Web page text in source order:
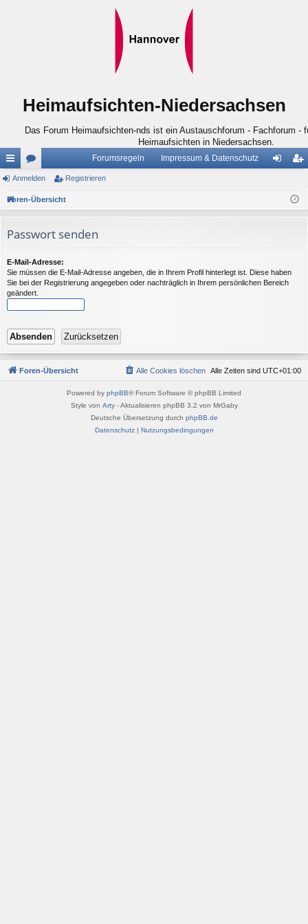
Heimaufsichten-Niedersachsen
Das Forum Heimaufsichten-nds ist ein Austauschforum - Fachforum -
Heimaufsichten in Niedersachsen.
ch
ne
ug
riff
or
en
Forumsregeln Impressum & Datenschutz
ist
Anmelden Registrieren
Foren-Übersicht
Passwort senden
E-Mail-Adresse:
Sie müssen die E-Mail-Adresse angeben, die in Ihrem Profil hinterlegt ist. Diese haben
Sie bei der Registrierung angegeben oder nachträglich in Ihrem persönlichen Bereich
geändert.
Foren-Übersicht Alle Zeiten sind UTC+01:00
Alle Cookies löschen
Powered by phpBB® Forum Software © phpBB Limited
Style von Arty- Aktualisieren phpBB 3.2 von MrGaby
Deutsche Übersetzung durch phpBB.de
Datenschutz| Nutzungsbedingungen